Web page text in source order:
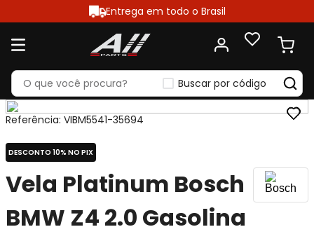
Entrega em todo o Brasil
Buscar por código
Referência: VIBM5541-35694
DESCONTO 10% NO PIX
Vela Platinum Bosch
BMW Z4 2.0 Gasolina